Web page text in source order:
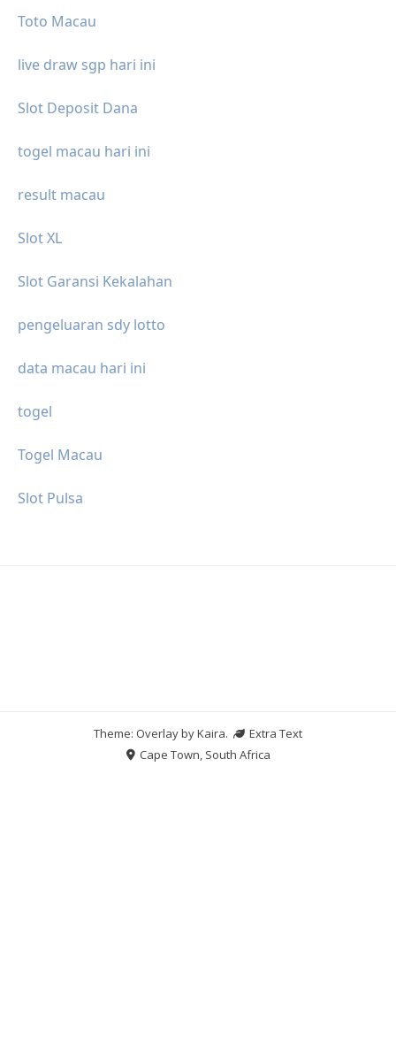
Toto Macau
live draw sgp hari ini
Slot Deposit Dana
togel macau hari ini
result macau
Slot XL
Slot Garansi Kekalahan
pengeluaran sdy lotto
data macau hari ini
togel
Togel Macau
Slot Pulsa
Theme: Overlay byKaira.
Extra Text
Cape Town, South Africa